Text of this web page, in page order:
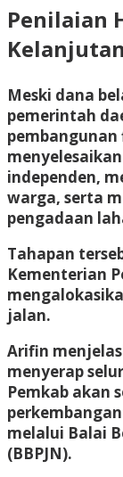
Penilaian
Kelanjutan
Meski dana
pemerintah
pembangunan
independen,
warga, serta
pengadaan
Tahapan
Kementerian
jalan.
Arifin
menyerap
Pemkab akan
melalui Balai
(BBPJN).